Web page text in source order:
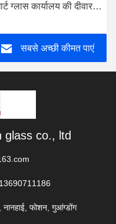
ग्लास कार्यालय की दीवार के
सबसे अच्छी कीमत पाएं
glass co., ltd
फोशन, गुआंग्डोंग